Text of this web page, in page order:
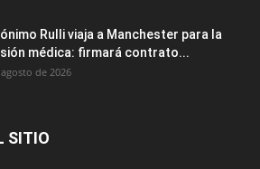
Rulli viaja a Manchester para la
médica: firmará contrato...
de 2026
SITIO